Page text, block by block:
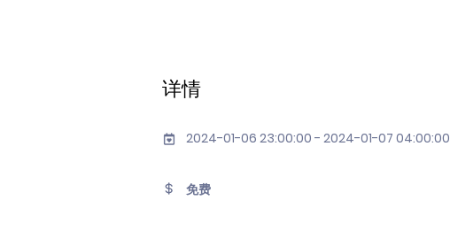
详情
2024-01-06 23:00:00 - 2024-01-07 04:00:00
免费